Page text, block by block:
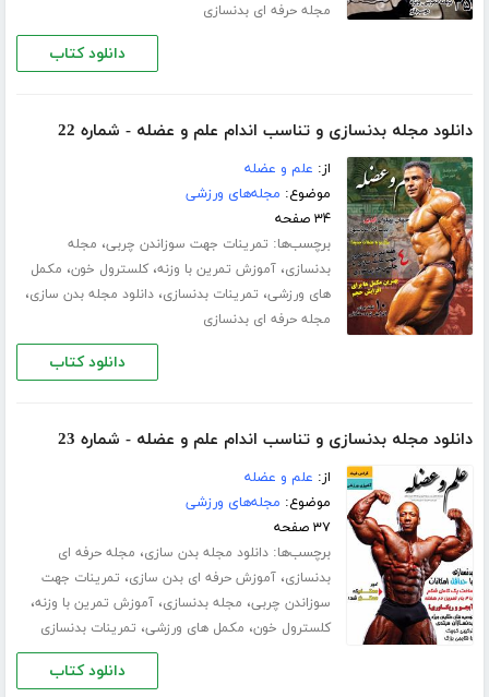
مجله حرفه ای بدنسازی
دانلود کتاب
دانلود مجله بدنسازی و تناسب اندام علم و عضله - شماره 22
از: علم و عضله
موضوع: مجله‌های ورزشی
۳۴ صفحه
برچسب‌ها: تمرینات جهت سوزاندن چربی، مجله
بدنسازی،آموزش تمرین با وزنه،کلسترول خون، مکمل
های ورزشی، تمرینات بدنسازی،دانلود مجله بدن سازی،
مجله حرفه ای بدنسازی
دانلود کتاب
دانلود مجله بدنسازی و تناسب اندام علم و عضله - شماره 23
از: علم و عضله
موضوع: مجله‌های ورزشی
۳۷ صفحه
برچسب‌ها:دانلود مجله بدن سازی، مجله حرفه ای
بدنسازی،آموزش حرفه ای بدن سازی، تمرینات جهت
سوزاندن چربی، مجله بدنسازی،آموزش تمرین با وزنه،
کلسترول خون، مکمل های ورزشی، تمرینات بدنسازی
دانلود کتاب